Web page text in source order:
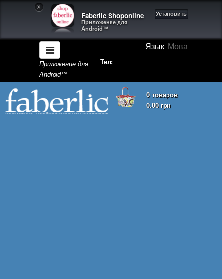
X
Faberlic Shoponline
Приложение для
Android™
Установить
Язык Мова
Приложение для
Android™
Тел:
0 товаров
0.00 грн
Корзина покупок пуста!